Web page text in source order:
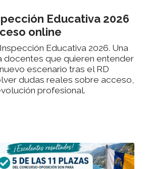
Educativa 2026
online
Educativa 2026. Una
docentes que quieren entender
escenario tras el RD
dudas reales sobre acceso,
profesional.